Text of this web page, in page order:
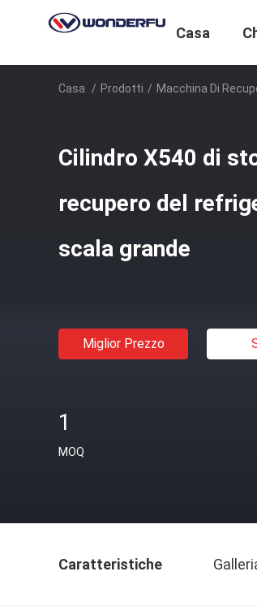
Casa
Casa / Prodotti / Macchina Di
Cilindro X540 di
recupero del
scala grande
Miglior Prezzo
1
MOQ
Caratteristiche